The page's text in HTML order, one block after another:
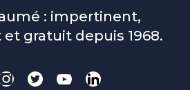
: impertinent,
gratuit depuis 1968.